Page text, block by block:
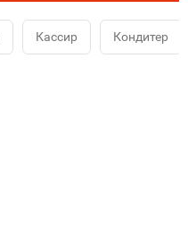
Кассир Кондитер